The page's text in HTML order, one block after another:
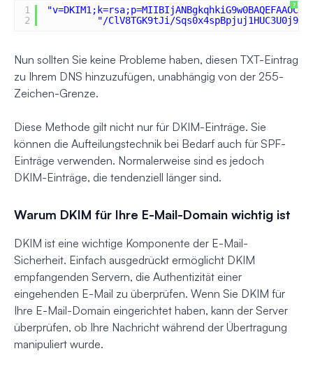
?
1
2
"/ClV8TGK9tJi/
Nun sollten Sie keine Probleme haben, diesen TXT-Eintrag
zu Ihrem DNS hinzuzufügen, unabhängig von der 255-
Zeichen-Grenze.
Diese Methode gilt nicht nur für DKIM-Einträge. Sie
können die Aufteilungstechnik bei Bedarf auch für SPF-
Einträge verwenden. Normalerweise sind es jedoch
DKIM-Einträge, die tendenziell länger sind.
Warum DKIM für Ihre E-Mail-Domain wichtig ist
DKIM ist eine wichtige Komponente der E-Mail-
Sicherheit. Einfach ausgedrückt ermöglicht DKIM
empfangenden Servern, die Authentizität einer
eingehenden E-Mail zu überprüfen. Wenn Sie DKIM für
Ihre E-Mail-Domain eingerichtet haben, kann der Server
überprüfen, ob Ihre Nachricht während der Übertragung
manipuliert wurde.